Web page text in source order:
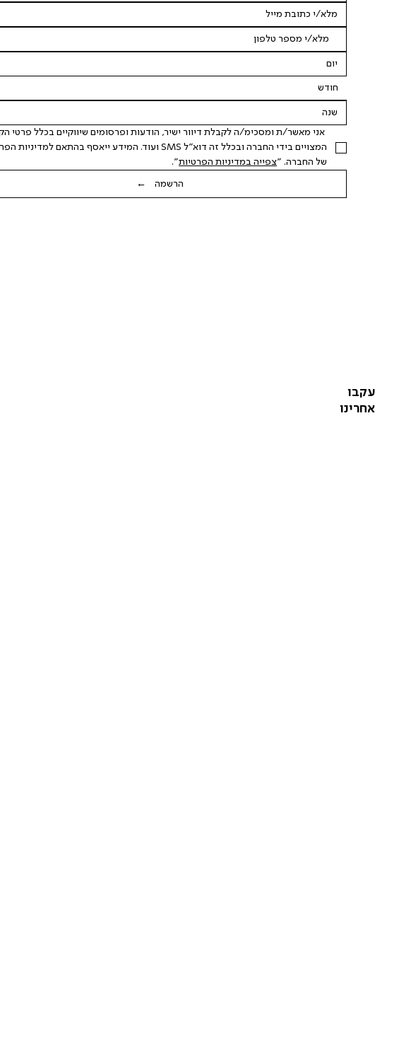
עקבו
אחרינו
חודש
של החברה. "צפייה במדיניות הפרטיות".
הרשמה ←